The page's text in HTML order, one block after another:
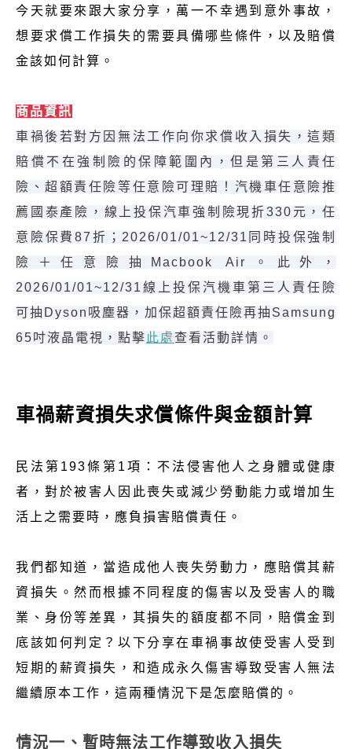
今天就要來跟大家分享，萬一不幸遇到意外事故，
想要求償工作損失的需要具備哪些條件，以及賠償
金該如何計算。
商品資訊
車禍後若對方因無法工作向你求償收入損失，這類
賠償不在強制險的保障範圍內，但是第三人責任
險、超額責任險等任意險可理賠！汽機車任意險推
薦國泰產險，線上投保汽車強制險現折330元，任
意險保費87折；2026/01/01~12/31同時投保強制
險＋任意險抽Macbook Air。此外，
2026/01/01~12/31線上投保汽機車第三人責任險
可抽Dyson吸塵器，加保超額責任險再抽Samsung
65吋液晶電視，點擊 此處 查看活動詳情。
車禍薪資損失求償條件與金額計算
民法第193條第1項： 不法侵害他人之身體或健康
者，對於被害人因此喪失或減少勞動能力或增加生
活上之需要時，應負損害賠償責任。
我們都知道，當造成他人喪失勞動力，應賠償其薪
資損失。然而根據不同程度的傷害以及受害人的職
業、身份等差異，其損失的額度都不同，賠償金到
底該如何判定？以下分享在車禍事故使受害人受到
短期的薪資損失，和造成永久傷害導致受害人無法
繼續原本工作，這兩種情況下是怎麼賠償的。
情況一、暫時無法工作導致收入損失